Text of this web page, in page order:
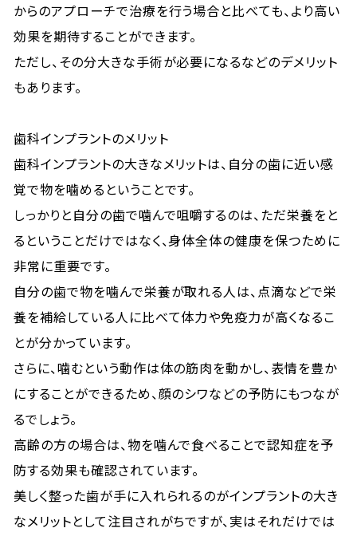
からのアプローチで治療を行う場合と比べても、より高い
効果を期待することができます。
ただし、その分大きな手術が必要になるなどのデメリット
もあります。
歯科インプラントのメリット
歯科インプラントの大きなメリットは、自分の歯に近い感
覚で物を噛めるということです。
しっかりと自分の歯で噛んで咀嚼するのは、ただ栄養をと
るということだけではなく、身体全体の健康を保つために
非常に重要です。
自分の歯で物を噛んで栄養が取れる人は、点滴などで栄
養を補給している人に比べて体力や免疫力が高くなるこ
とが分かっています。
さらに、噛むという動作は体の筋肉を動かし、表情を豊か
にすることができるため、顔のシワなどの予防にもつなが
るでしょう。
高齢の方の場合は、物を噛んで食べることで認知症を予
防する効果も確認されています。
美しく整った歯が手に入れられるのがインプラントの大き
なメリットとして注目されがちですが、実はそれだけでは